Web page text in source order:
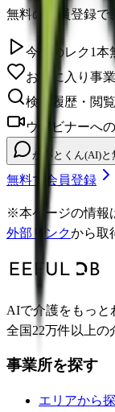
無料の会員登録で
今日のレク1本
お気に入り事業
検索履歴・閲
ウェビナーへ
かいとくん(AI)と
無料で会員登録
※本ページの情報
外部リンクから取
AIで介護をもっと
全国22万件以上の
事業所を探す
エリアから